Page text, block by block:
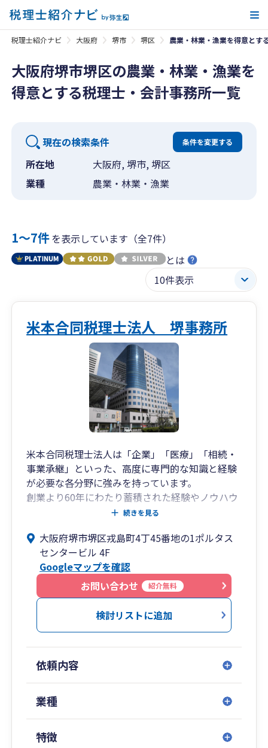
税理士紹介ナビ 大阪府 堺市 堺区 農業・林業・漁業を得意とす
大阪府堺市堺区の農業・林業・漁業を
得意とする税理士・会計事務所一覧
現在の検索条件 条件を変更する
所在地
大阪府, 堺市, 堺区
業種
農業・林業・漁業
1〜7件を表示しています（全7件）
とは
米本合同税理士法人 堺事務所
米本合同税理士法人は「企業」「医療」「相続・
事業承継」といった、高度に専門的な知識と経験
が必要な各分野に強みを持っています。
創業より60年にわたり蓄積された経験やノウハウ
を活かすとともに、各分野における経験豊富なス
供いたします。
米本合同税理士法人 堺事務所は令和6年1月に、堺
市堺区でスタートいたしました。
米本合同税理士法人の創業の地である岸和田事務
所、グランフロント大阪に事務所を構える大阪事
務所につづき、大阪府内で３つめの拠点となりま
交通アクセスの良い南海本線堺駅直結徒歩1分の
ポルタスセンタービル4Fにて事務所を開設し、他
の事務所と緊密に連携しながら、大阪府泉州地域
続きを見る
大阪府堺市堺区戎島町4丁45番地の1ポルタス
センタービル 4F
Googleマップを確認
お問い合わせ
紹介無料
検討リストに追加
依頼内容
業種
特徴